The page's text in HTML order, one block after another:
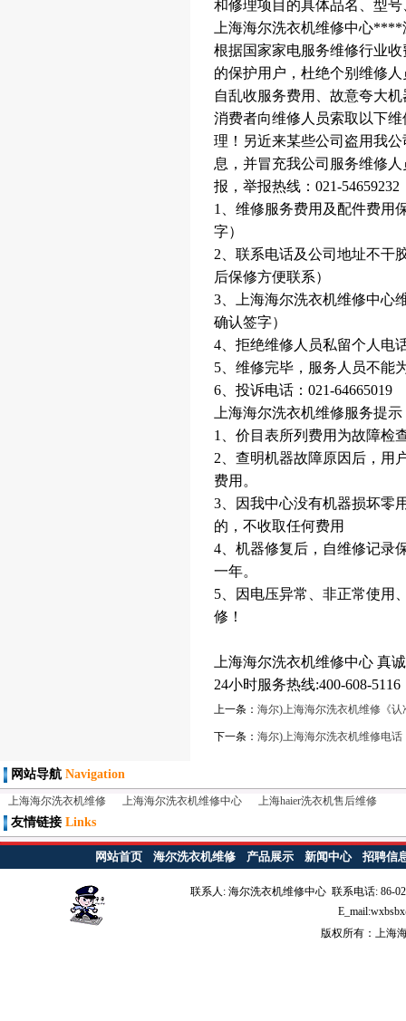
和修理项目的具体品名、型
上海海尔洗衣机维修中心
根据国家家电服务维修行业
的保护用户，杜绝个别维修
自乱收服务费用、故意夸大
消费者向维修人员索取以下
理！另近来某些公司盗用我
息，并冒充我公司服务维修
报，举报热线：021-54659232
1、维修服务费用及配件费用
字）
2、联系电话及公司地址不干
后保修方便联系）
3、上海海尔洗衣机维修中心
确认签字）
4、拒绝维修人员私留个人电
5、维修完毕，服务人员不能
6、投诉电话：021-64665019
上海海尔洗衣机维修服务提示
1、价目表所列费用为故障检
2、查明机器故障原因后，用
费用。
3、因我中心没有机器损坏零
的，不收取任何费用
4、机器修复后，自维修记录
一年。
5、因电压异常、非正常使用
修！
上海海尔洗衣机维修中心 真
24小时服务热线:400-608-5116
上一条： 海尔)上海海尔洗衣机维修《认
下一条： 海尔)上海海尔洗衣机维修电话
网站导航 Navigation
上海海尔洗衣机维修 上海海尔洗衣机维修中心 上海haier洗衣机售后维修
友情链接 Links
网站首页 海尔洗衣机维修 产品展示 新闻中心 招聘信
联系人: 海尔洗衣机维修中心 联系电话: 86-
版权所有：上海